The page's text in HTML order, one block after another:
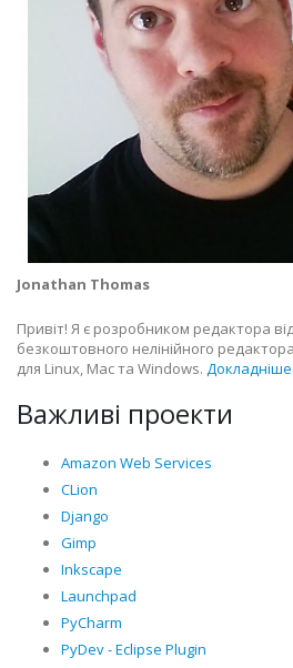
Jonathan Thomas
Привіт! Я є розробником редактора
безкоштовного нелінійного
для Linux, Mac та Windows.
Важливі проекти
Amazon Web Services
CLion
Django
Gimp
Inkscape
Launchpad
PyCharm
PyDev - Eclipse Plugin